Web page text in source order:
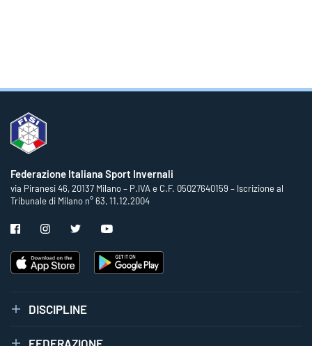
Federazione Italiana Sport Invernali
via Piranesi 46, 20137 Milano – P.IVA e C.F. 05027640159 – Iscrizione al
Tribunale di Milano n° 63, 11.12.2004
DISCIPLINE